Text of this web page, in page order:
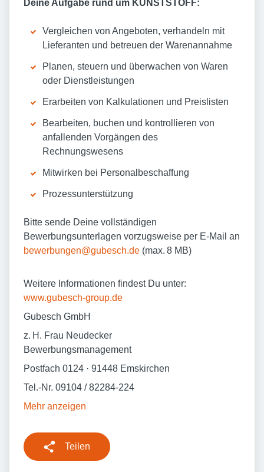
Deine Aufgabe rund um KUNSTSTOFF:
Vergleichen von Angeboten, verhandeln mit
Lieferanten und betreuen der Warenannahme
Planen, steuern und überwachen von Waren
oder Dienstleistungen
Erarbeiten von Kalkulationen und Preislisten
Bearbeiten, buchen und kontrollieren von
anfallenden Vorgängen des
Rechnungswesens
Mitwirken bei Personalbeschaffung
Prozessunterstützung
Bitte sende Deine vollständigen
Bewerbungsunterlagen vorzugsweise per E-Mail an
bewerbungen@gubesch.de (max. 8 MB)
Weitere Informationen findest Du unter:
www.gubesch-group.de
Gubesch GmbH
z. H. Frau Neudecker
Bewerbungsmanagement
Postfach 0124 · 91448 Emskirchen
Tel.-Nr. 09104 / 82284-224
Mehr anzeigen
Teilen